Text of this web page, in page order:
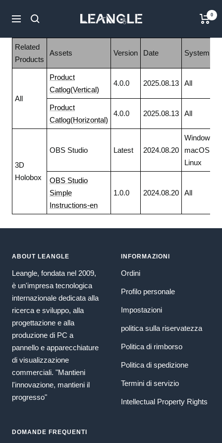
Navigazione
LGPC 0
Related
Products
Assets Version Date System
All
Product
Catlog(Vertical)
4.0.0 2025.08.13 All
Product
Catlog(Horizontal)
4.0.0 2025.08.13 All
3D
Holobox
OBS Studio Latest 2024.08.20
Windows,
macOS,
Linux
OBS Studio
Simple
Instructions-en
1.0.0 2024.08.20 All
ABOUT LEANGLE
Leangle, fondata nel 2009,
è un'impresa tecnologica
internazionale dedicata alla
ricerca e sviluppo, alla
progettazione e alla
produzione di PC a
pannello e apparecchiature
di visualizzazione
commerciali. "Mantieni
l'innovazione, mantieni il
progresso"
INFORMAZIONI
Ordini
Profilo personale
Impostazioni
politica sulla riservatezza
Politica di rimborso
Politica di spedizione
Termini di servizio
Intellectual Property Rights
DOMANDE FREQUENTI